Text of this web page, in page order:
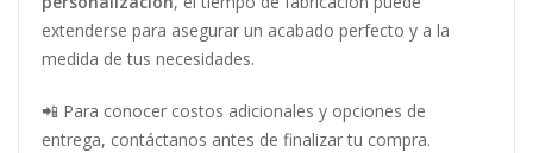
extenderse para asegurar un acabado perfecto y a la
medida de tus necesidades.
📲 Para conocer costos adicionales y opciones de
entrega, contáctanos antes de finalizar tu compra.